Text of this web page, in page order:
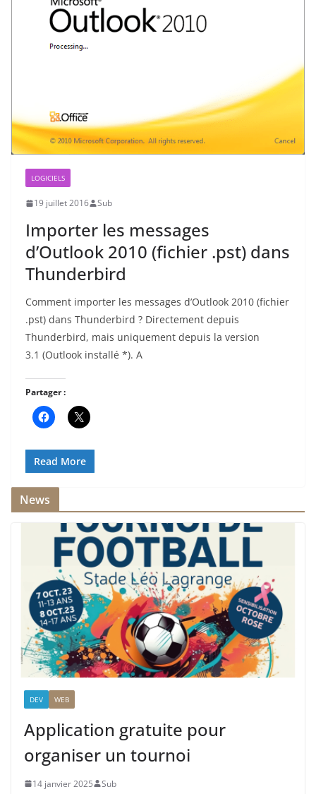
LOGICIELS
19 juillet 2016 Sub
Importer les messages
d’Outlook 2010 (fichier .pst) dans
Thunderbird
Comment importer les messages d’Outlook 2010 (fichier
.pst) dans Thunderbird ? Directement depuis
Thunderbird, mais uniquement depuis la version
3.1 (Outlook installé *). A
Partager :
Read More
News
DEV WEB
Application gratuite pour
organiser un tournoi
14 janvier 2025 Sub